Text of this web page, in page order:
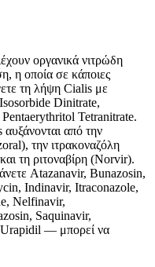
οργανικά νιτρώδη
η οποία σε κάποιες
τη λήψη Cialis με
Dinitrate,
Tetranitrate.
από την
την ιτρακοναζόλη
τη ριτοναβίρη (Norvir).
Atazanavir, Bunazosin,
Indinavir, Itraconazole,
Nelfinavir,
Saquinavir,
— μπορεί να